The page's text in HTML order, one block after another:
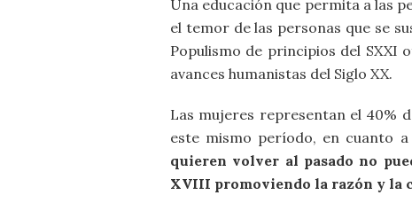
Una educación que permita a las
el temor de las personas que se
Populismo de principios del SXXI
avances humanistas del Siglo XX.
Las mujeres representan el 40%
este mismo período, en cuanto
quieren volver al pasado no
XVIII promoviendo la razón y la